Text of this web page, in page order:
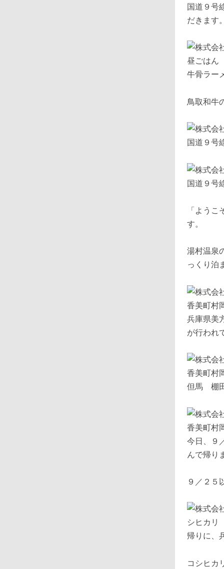
国道９号
だきます
牛骨ラー
鳥取和
国道９号
国道９
「よう
す。
湯村温泉
っくり泊
兵庫県
が行われ
但馬 棚
今日、９
んで帰り
９／２
帰りに、
コシヒカ